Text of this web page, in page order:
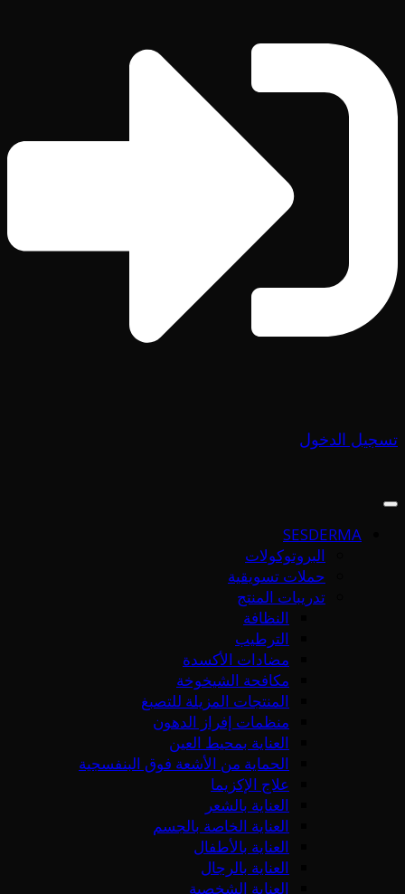
تسجيل الدخول
SESDERMA
البروتوكولات
حملات تسويقية
تدريبات المنتج
النظافة
الترطيب
مضادات الأكسدة
مكافحة الشيخوخة
المنتجات المزيلة للتصبغ
منظمات إفراز الدهون
العناية بمحيط العين
الحماية من الأشعة فوق البنفسجية
علاج الإكزيما
العناية بالشعر
العناية الخاصة بالجسم
العناية بالأطفال
العناية بالرجال
العناية الشخصية